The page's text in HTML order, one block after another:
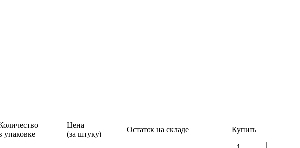
упаковке
Цена
(за штуку)
Остаток на складе Купить